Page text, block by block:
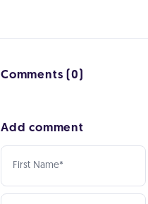
Comments (0)
Add comment